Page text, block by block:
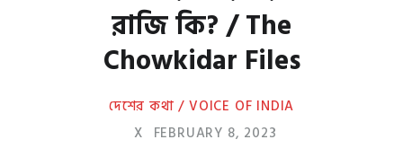
রাজি কি? / The
Chowkidar Files
দেশের কথা / VOICE OF INDIA
X FEBRUARY 8, 2023